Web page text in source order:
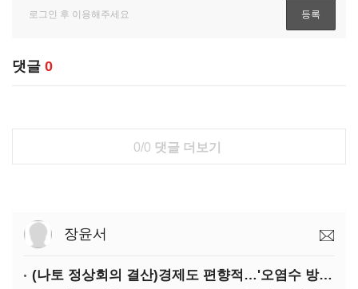
댓글 0
0/0 댓글 더보기
장윤서
(나토 정상회의 결산)경제도 편향적…'오염수 방류'만 용인